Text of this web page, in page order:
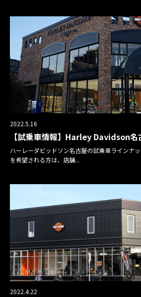
2022.5.16
【試乗車情報】Harley Davidson
ハーレーダビッドソン名古屋の試乗車ラインナ
を希望される方は、店舗...
2022.4.22